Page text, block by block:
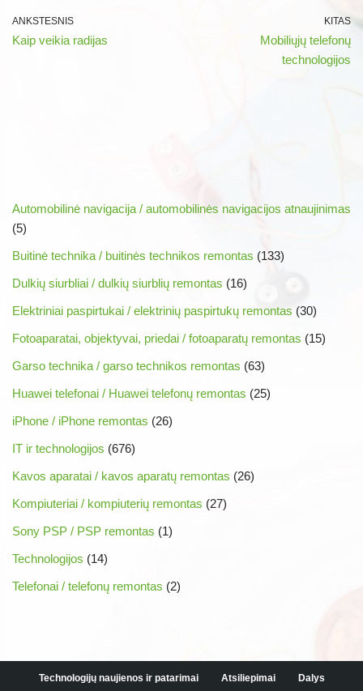
ANKSTESNIS
Kaip veikia radijas
KITAS
Mobiliųjų telefonų
technologijos
Automobilinė navigacija / automobilinės navigacijos atnaujinimas
(5)
Buitinė technika / buitinės technikos remontas (133)
Dulkių siurbliai / dulkių siurblių remontas (16)
Elektriniai paspirtukai / elektrinių paspirtukų remontas (30)
Fotoaparatai, objektyvai, priedai / fotoaparatų remontas (15)
Garso technika / garso technikos remontas (63)
Huawei telefonai / Huawei telefonų remontas (25)
iPhone / iPhone remontas (26)
IT ir technologijos (676)
Kavos aparatai / kavos aparatų remontas (26)
Kompiuteriai / kompiuterių remontas (27)
Sony PSP / PSP remontas (1)
Technologijos (14)
Telefonai / telefonų remontas (2)
Technologijų naujienos ir patarimai Atsiliepimai
Dalys